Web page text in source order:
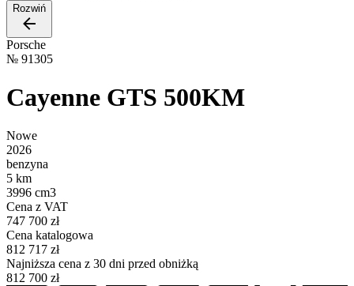
Rozwiń
Porsche
№ 91305
Cayenne GTS 500KM
Nowe
2026
benzyna
5 km
3996 cm3
Cena z VAT
747 700 zł
Cena katalogowa
812 717 zł
Najniższa cena z 30 dni przed obniżką
812 700 zł